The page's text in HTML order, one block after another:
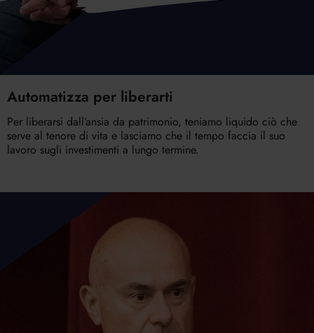
Automatizza per liberarti
Per liberarsi dall’ansia da patrimonio, teniamo liquido ciò che
serve al tenore di vita e lasciamo che il tempo faccia il suo
lavoro sugli investimenti a lungo termine.